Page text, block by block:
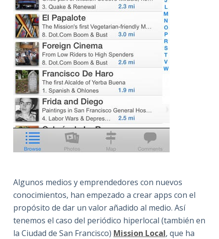
Algunos medios y emprendedores con nuevos
conocimientos, han empezado a crear apps con el
propósito de dar un valor añadido al medio. Así
tenemos el caso del periódico hiperlocal (también en
la Ciudad de San Francisco) Mission Local, que ha